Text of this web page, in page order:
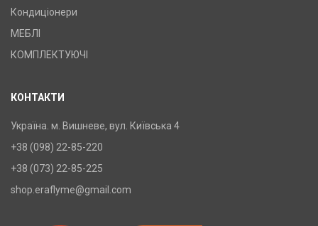
Кондиціонери
МЕБЛІ
КОМПЛЕКТУЮЧІ
КОНТАКТИ
Україна. м. Вишневе, вул. Київська 4
+38 (098) 22-85-220
+38 (073) 22-85-225
shop.eraflyme@gmail.com